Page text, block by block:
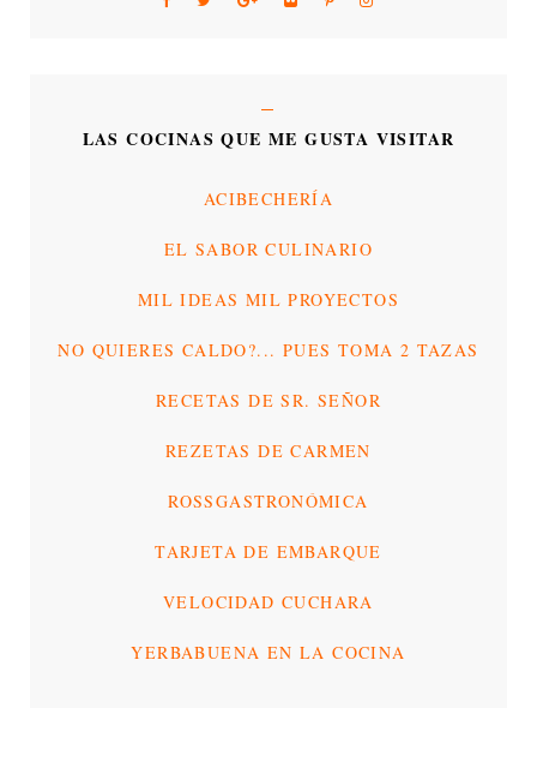
LAS COCINAS QUE ME GUSTA VISITAR
ACIBECHERÍA
EL SABOR CULINARIO
MIL IDEAS MIL PROYECTOS
NO QUIERES CALDO?... PUES TOMA 2 TAZAS
RECETAS DE SR. SEÑOR
REZETAS DE CARMEN
ROSSGASTRONÓMICA
TARJETA DE EMBARQUE
VELOCIDAD CUCHARA
YERBABUENA EN LA COCINA